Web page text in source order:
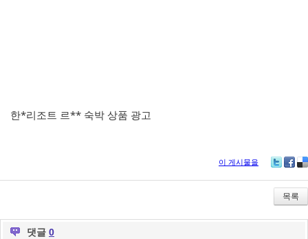
한*리조트 르** 숙박 상품 광고
이 게시물을
itte ce
bo
ok
lici
ou
s
목록
댓글 0